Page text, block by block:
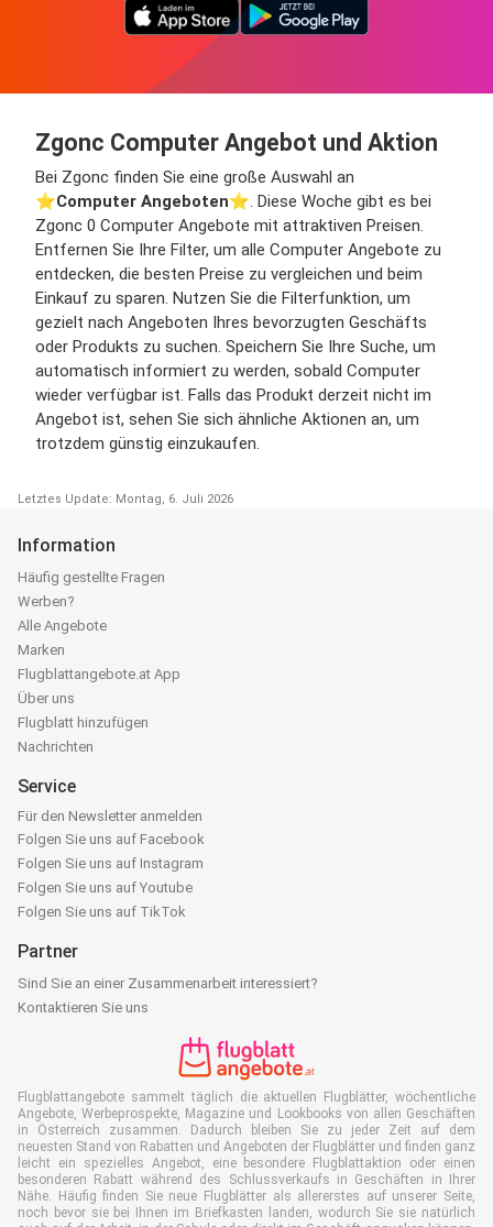
Zgonc Computer Angebot und Aktion
Bei Zgonc finden Sie eine große Auswahl an
⭐️Computer Angeboten⭐️. Diese Woche gibt es bei
Zgonc 0 Computer Angebote mit attraktiven Preisen.
Entfernen Sie Ihre Filter, um alle Computer Angebote zu
entdecken, die besten Preise zu vergleichen und beim
Einkauf zu sparen. Nutzen Sie die Filterfunktion, um
gezielt nach Angeboten Ihres bevorzugten Geschäfts
oder Produkts zu suchen. Speichern Sie Ihre Suche, um
automatisch informiert zu werden, sobald Computer
wieder verfügbar ist. Falls das Produkt derzeit nicht im
Angebot ist, sehen Sie sich ähnliche Aktionen an, um
trotzdem günstig einzukaufen.
Letztes Update: Montag, 6. Juli 2026
Information
Häufig gestellte Fragen
Werben?
Alle Angebote
Marken
Flugblattangebote.at App
Über uns
Flugblatt hinzufügen
Nachrichten
Service
Für den Newsletter anmelden
Folgen Sie uns auf Facebook
Folgen Sie uns auf Instagram
Folgen Sie uns auf Youtube
Folgen Sie uns auf TikTok
Partner
Sind Sie an einer Zusammenarbeit interessiert?
Kontaktieren Sie uns
Flugblattangebote sammelt täglich die aktuellen Flugblätter, wöchentliche
Angebote, Werbeprospekte, Magazine und Lookbooks von allen Geschäften
in Österreich zusammen. Dadurch bleiben Sie zu jeder Zeit auf dem
neuesten Stand von Rabatten und Angeboten der Flugblätter und finden ganz
leicht ein spezielles Angebot, eine besondere Flugblattaktion oder einen
besonderen Rabatt während des Schlussverkaufs in Geschäften in Ihrer
Nähe. Häufig finden Sie neue Flugblätter als allererstes auf unserer Seite,
noch bevor sie bei Ihnen im Briefkasten landen, wodurch Sie sie natürlich